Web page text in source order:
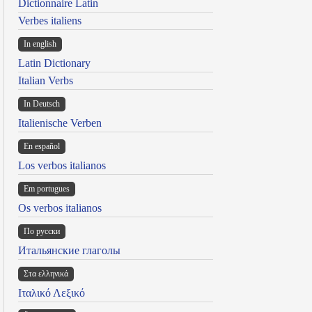
Dictionnaire Latin
Verbes italiens
In english
Latin Dictionary
Italian Verbs
In Deutsch
Italienische Verben
En español
Los verbos italianos
Em portugues
Os verbos italianos
По русски
Итальянские глаголы
Στα ελληνικά
Ιταλικό Λεξικό